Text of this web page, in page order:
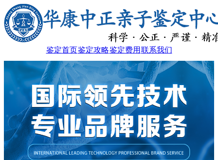
鉴定首页鉴定攻略鉴定费用 联系我们